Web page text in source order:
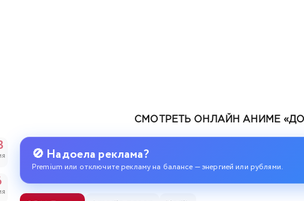
СМОТРЕТЬ ОНЛАЙН АНИМЕ
🚫 Надоела реклама?
Premium или отключите рекламу на балансе — энергией или рублями.
городе